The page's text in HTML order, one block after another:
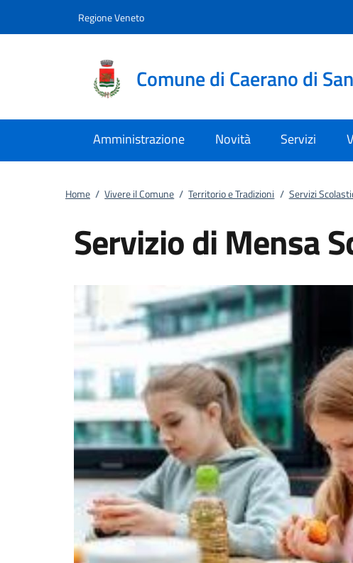
Regione Veneto
Comune di Caerano di
Amministrazione Novità Servizi
Home / Vivere il Comune / Territorio e Tradizioni / Servizi
Servizio di Mensa